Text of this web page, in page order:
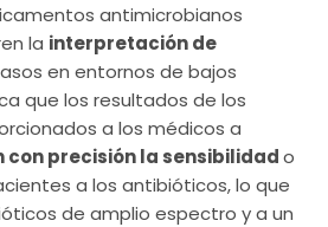
antimicrobianos
la interpretación de
en entornos de bajos
que los resultados de los
a los médicos a
con precisión la sensibilidado
a los antibióticos, lo que
de amplio espectro y a un